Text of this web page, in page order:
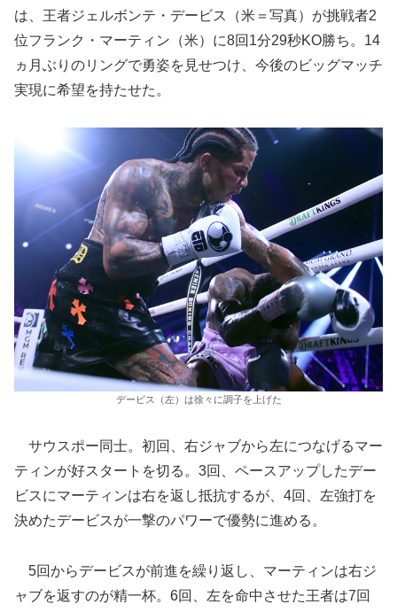
は、王者ジェルボンテ・デービス（米＝写真）が挑戦者2
位フランク・マーティン（米）に8回1分29秒KO勝ち。14
ヵ月ぶりのリングで勇姿を見せつけ、今後のビッグマッチ
実現に希望を持たせた。
デービス（左）は徐々に調子を上げた
サウスポー同士。初回、右ジャブから左につなげるマー
ティンが好スタートを切る。3回、ペースアップしたデー
ビスにマーティンは右を返し抵抗するが、4回、左強打を
決めたデービスが一撃のパワーで優勢に進める。
5回からデービスが前進を繰り返し、マーティンは右ジ
ャブを返すのが精一杯。6回、左を命中させた王者は7回